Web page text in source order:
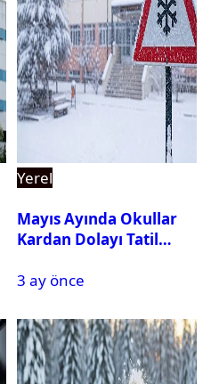
Yerel
Mayıs Ayında Okullar
Kardan Dolayı Tatil
3 ay önce